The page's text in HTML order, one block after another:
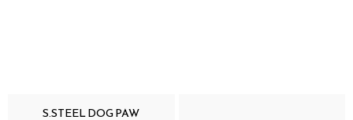
S.STEEL DOG PAW